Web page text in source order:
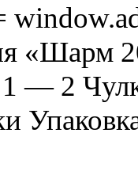
«Шарм
1 — 2